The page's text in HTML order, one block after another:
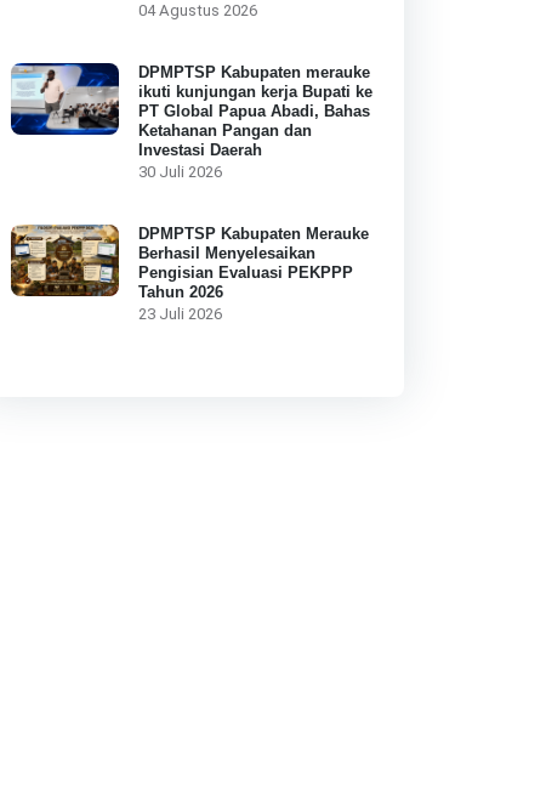
04 Agustus 2026
DPMPTSP Kabupaten merauke
ikuti kunjungan kerja Bupati ke
PT Global Papua Abadi, Bahas
Ketahanan Pangan dan
Investasi Daerah
30 Juli 2026
DPMPTSP Kabupaten Merauke
Berhasil Menyelesaikan
Pengisian Evaluasi PEKPPP
Tahun 2026
23 Juli 2026